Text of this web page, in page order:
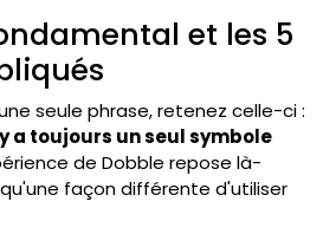
et les 5
seule phrase, retenez celle-ci :
a toujours un seul symbole
de Dobble repose là-
façon différente d'utiliser